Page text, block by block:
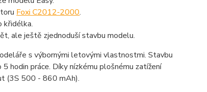
Foxi C2012-2000.
křidélka.
ale ještě zjednoduší stavbu modelu.
s výbornými letovými vlastnostmi. Stavbu
hodin práce. Díky nízkému plošnému zatížení
(3S 500 - 860 mAh).